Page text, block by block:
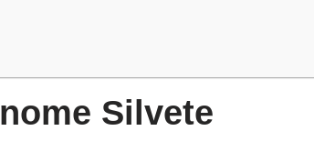
Silvete